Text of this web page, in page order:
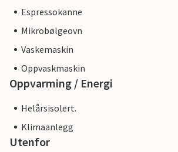
Espressokanne
Mikrobølgeovn
Vaskemaskin
Oppvaskmaskin
Oppvarming / Energi
Helårsisolert.
Klimaanlegg
Utenfor